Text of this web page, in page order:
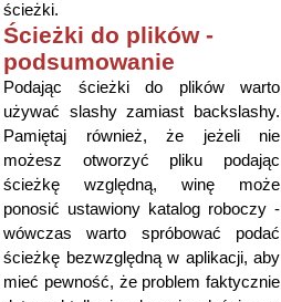
ścieżki.
Ścieżki do plików -
podsumowanie
Podając ścieżki do plików warto
używać slashy zamiast backslashy.
Pamiętaj również, że jeżeli nie
możesz otworzyć pliku podając
ścieżkę względną, winę może
ponosić ustawiony katalog roboczy -
wówczas warto spróbować podać
ścieżkę bezwzględną w aplikacji, aby
mieć pewność, że problem faktycznie